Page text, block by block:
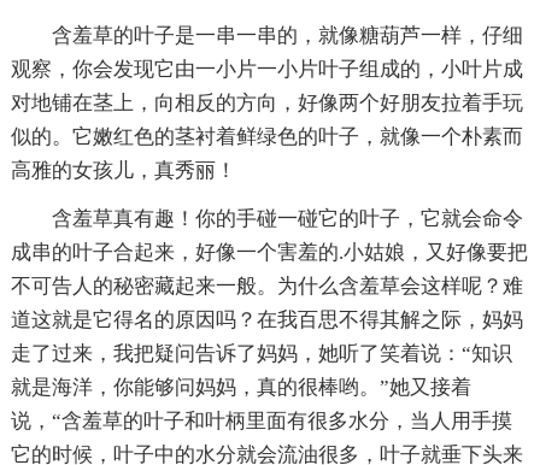
含羞草的叶子是一串一串的，就像糖葫芦一样，仔细
观察，你会发现它由一小片一小片叶子组成的，小叶片成
对地铺在茎上，向相反的方向，好像两个好朋友拉着手玩
似的。它嫩红色的茎衬着鲜绿色的叶子，就像一个朴素而
高雅的女孩儿，真秀丽！
含羞草真有趣！你的手碰一碰它的叶子，它就会命令
成串的叶子合起来，好像一个害羞的.小姑娘，又好像要把
不可告人的秘密藏起来一般。为什么含羞草会这样呢？难
道这就是它得名的原因吗？在我百思不得其解之际，妈妈
走了过来，我把疑问告诉了妈妈，她听了笑着说：“知识
就是海洋，你能够问妈妈，真的很棒哟。”她又接着
说，“含羞草的叶子和叶柄里面有很多水分，当人用手摸
它的时候，叶子中的水分就会流油很多，叶子就垂下头来